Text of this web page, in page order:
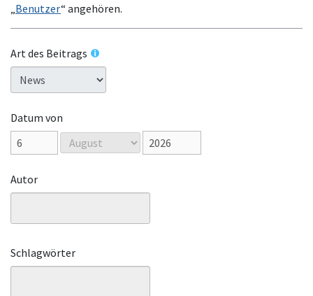
Benutzer“ angehören.
Art des Beitrags
Datum von
Autor
Schlagwörter